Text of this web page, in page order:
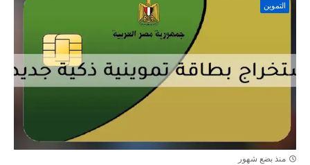
التموين
منذ بضع شهور